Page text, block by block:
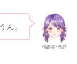
相談者･恋夢
うん。